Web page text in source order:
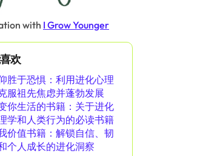
with I Grow Younger
欢
胜于恐惧：利用进化心理
服祖先焦虑并蓬勃发展
你生活的书籍：关于进化
学和人类行为的必读书籍
价值书籍：解锁自信、韧
个人成长的进化洞察